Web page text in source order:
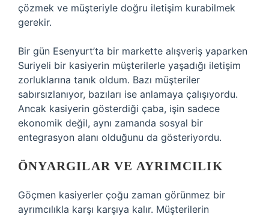
çözmek ve müşteriyle doğru iletişim kurabilmek
gerekir.
Bir gün Esenyurt’ta bir markette alışveriş yaparken
Suriyeli bir kasiyerin müşterilerle yaşadığı iletişim
zorluklarına tanık oldum. Bazı müşteriler
sabırsızlanıyor, bazıları ise anlamaya çalışıyordu.
Ancak kasiyerin gösterdiği çaba, işin sadece
ekonomik değil, aynı zamanda sosyal bir
entegrasyon alanı olduğunu da gösteriyordu.
ÖNYARGILAR VE AYRIMCILIK
Göçmen kasiyerler çoğu zaman görünmez bir
ayrımcılıkla karşı karşıya kalır. Müşterilerin